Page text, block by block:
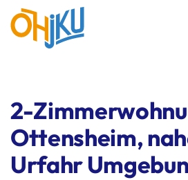
2-
Ottensheim,
Urfahr